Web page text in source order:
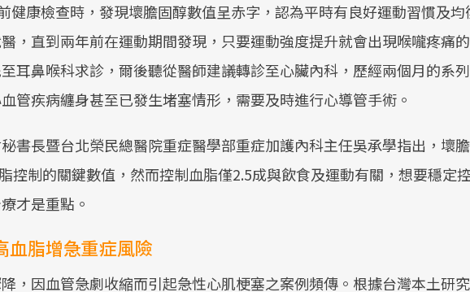
健康檢查時，發現壞膽固醇數值呈赤字，認為平時有良好運動習慣及均
，直到兩年前在運動期間發現，只要運動強度提升就會出現喉嚨疼痛
耳鼻喉科求診，爾後聽從醫師建議轉診至心臟內科，歷經兩個月的系
管疾病纏身甚至已發生堵塞情形，需要及時進行心導管手術。
書長暨台北榮民總醫院重症醫學部重症加護內科主任吳承學指出，壞
控制的關鍵數值，然而控制血脂僅2.5成與飲食及運動有關，想要穩定
才是重點。
血脂增急重症風險
，因血管急劇收縮而引起急性心肌梗塞之案例頻傳。根據台灣本土研
關注的核心議題。然而，健檢不只是
療院所的服務，更是民眾了解自身
狀況、啟動健康管理的重要起點。
前往專題
前往專題
前往專題